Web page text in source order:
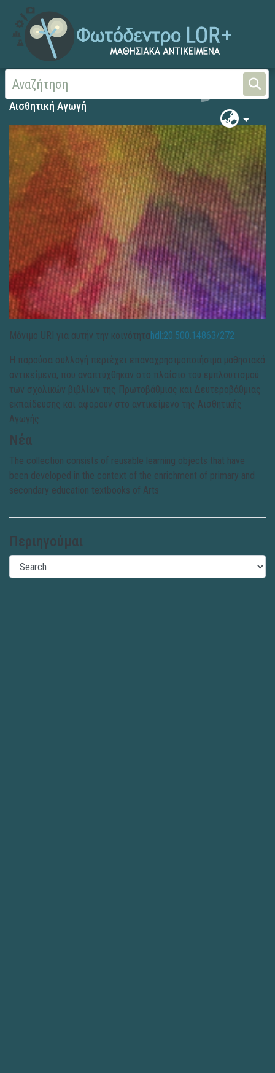
Αρχική Αισθητική Αγωγή
Αισθητική Αγωγή
Μόνιμο URI για αυτήν την κοινότηταhdl:20.500.14863/272
Η παρούσα συλλογή περιέχει επαναχρησιμοποιήσιμα μαθησιακά
αντικείμενα, που αναπτύχθηκαν στο πλαίσιο του εμπλουτισμού
των σχολικών βιβλίων της Πρωτοβάθμιας και Δευτεροβάθμιας
εκπαίδευσης και αφορούν στο αντικείμενο της Αισθητικής
Αγωγής
Νέα
The collection consists of reusable learning objects that have
been developed in the context of the enrichment of primary and
secondary education textbooks of Arts
Περιηγούμαι